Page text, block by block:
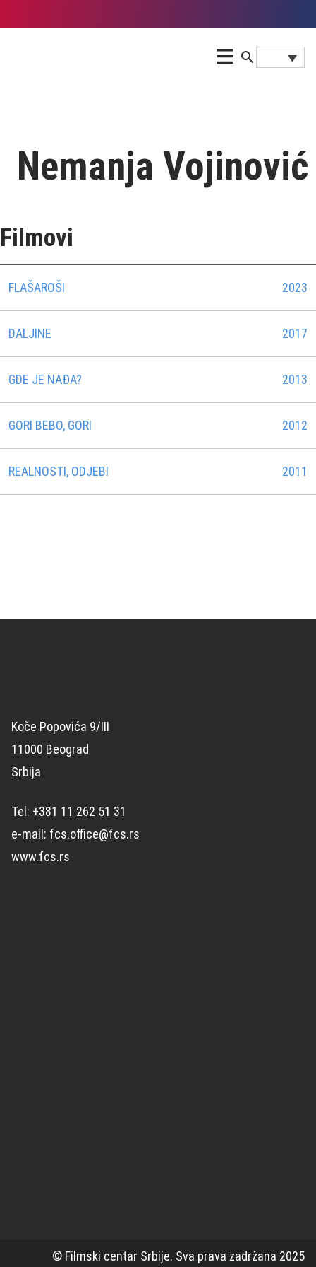
Nemanja Vojinović
Filmovi
FLAŠAROŠI 2023
DALJINE 2017
GDE JE NAĐA? 2013
GORI BEBO, GORI 2012
REALNOSTI, ODJEBI 2011
Koče Popovića 9/III
11000 Beograd
Srbija
Tel: +381 11 262 51 31
e-mail: fcs.office@fcs.rs
www.fcs.rs
© Filmski centar Srbije. Sva prava zadržana 2025